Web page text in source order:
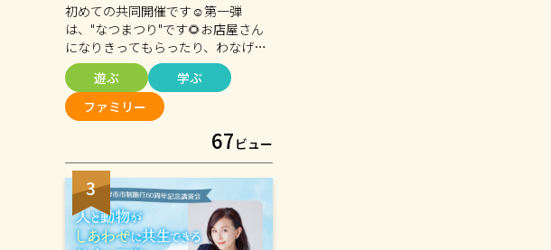
初めての共同開催です☺️第一弾
は、"なつまつり"です🌻お店屋さん
になりきってもらったり、わなげや
金魚すくいにも挑戦してみてくださ
いね🐟お土産も購入いただけます💐
そして、その様子をプロカメラマン
に撮ってもらってプレゼント出来ま
すよ〜🎁ぜひ浴衣や甚平などオシャ
レしてお越しくださいね🥰
遊ぶ
学ぶ
ファミリー
67 ビュー